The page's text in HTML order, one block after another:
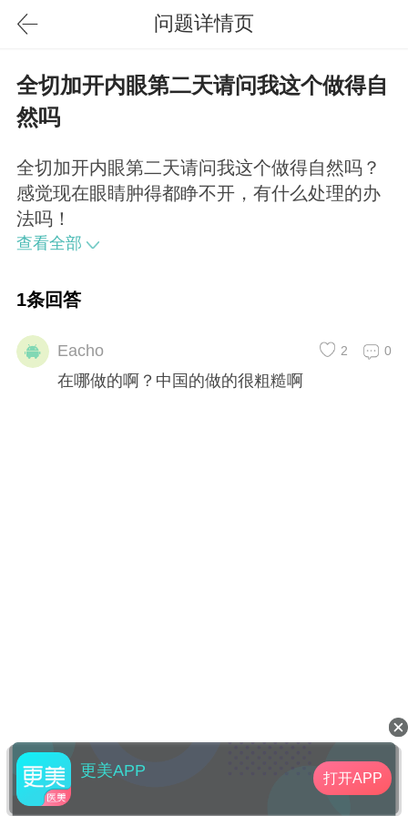
问题详情页
全切加开内眼第二天请问我这个做得自
然吗
全切加开内眼第二天请问我这个做得自然吗？
感觉现在眼睛肿得都睁不开，有什么处理的办
法吗！
查看全部
1条回答
Eacho 0
2
在哪做的啊？中国的做的很粗糙啊
更美APP 打开APP